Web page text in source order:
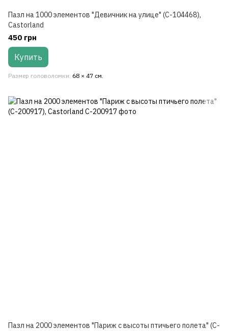
Пазл на 1000 элементов "Девичник на улице" (C-104468),
Castorland
450 грн
Купить
Размер головоломки 68 × 47 см.
Пазл на 2000 элементов "Париж с высоты птичьего полета" (C-